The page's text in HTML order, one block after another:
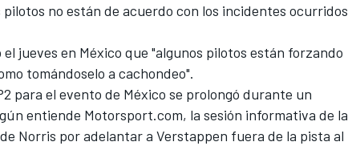
no están de acuerdo con los incidentes ocurridos
el jueves en México que "algunos pilotos están forzando
tomándoselo a cachondeo".
para el evento de México se prolongó durante un
entiende Motorsport.com, la sesión informativa de la
Norris por adelantar a Verstappen fuera de la pista al